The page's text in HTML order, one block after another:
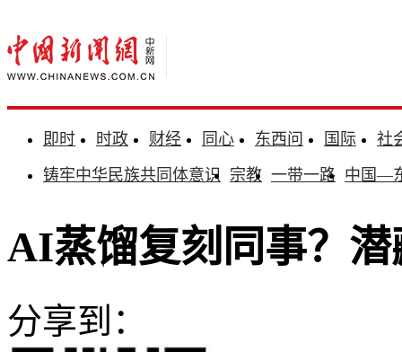
即时 时政 财经 同心 东西问 国际
社
铸牢中华民族共同体意识 宗教 一带一路 中国—
AI蒸馏复刻同事？
分享到：